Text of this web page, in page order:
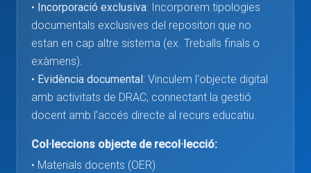
• Incorporació exclusiva: Incorporem tipologies
documentals exclusives del repositori que no
estan en cap altre sistema (ex. Treballs finals o
exàmens).
• Evidència documental: Vinculem l'objecte digital
amb activitats de DRAC, connectant la gestió
docent amb l'accés directe al recurs educatiu.
Col·leccions objecte de recol·lecció:
• Materials docents (OER)